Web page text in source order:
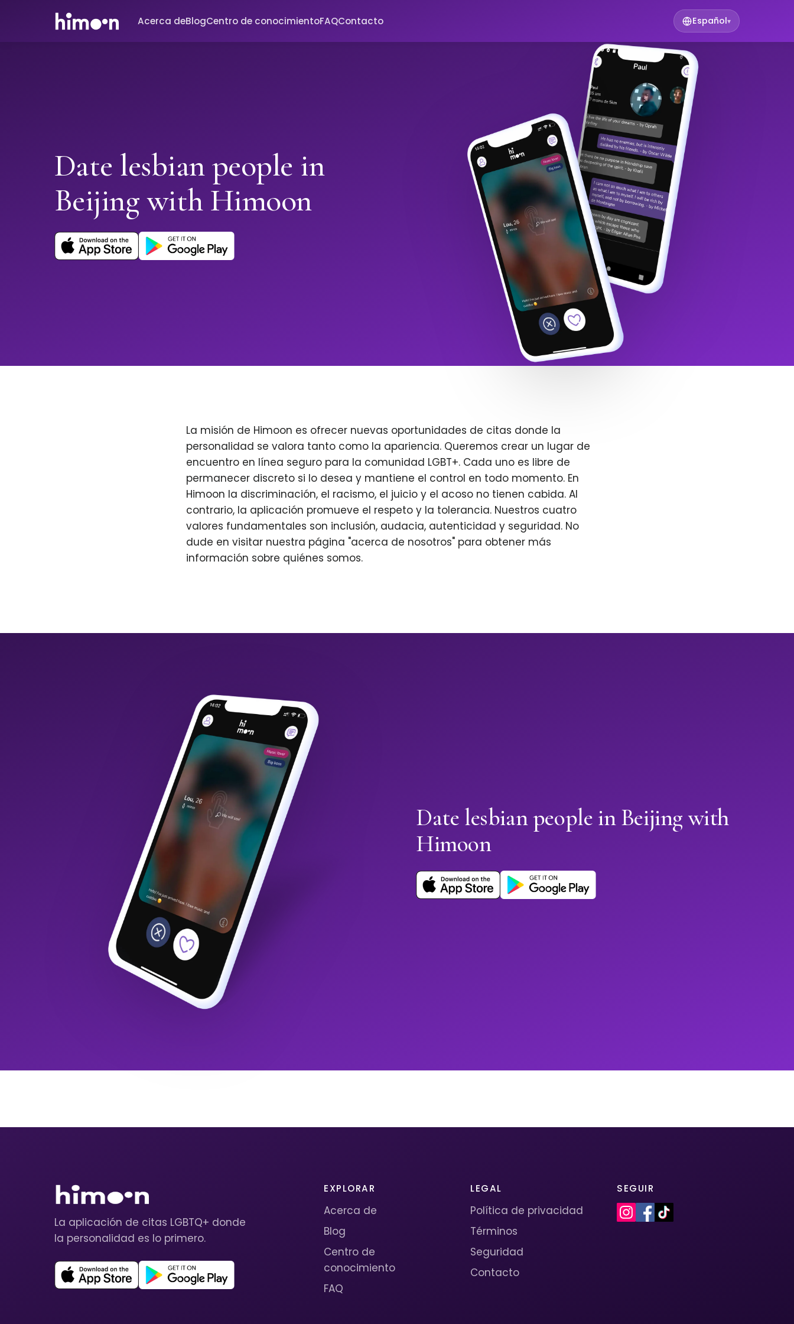
Acerca deBlogCentro de conocimientoFAQContacto Español▾
Date lesbian people in
Beijing with Himoon
La misión de Himoon es ofrecer nuevas oportunidades de citas donde la
personalidad se valora tanto como la apariencia. Queremos crear un lugar de
encuentro en línea seguro para la comunidad LGBT+. Cada uno es libre de
permanecer discreto si lo desea y mantiene el control en todo momento. En
Himoon la discriminación, el racismo, el juicio y el acoso no tienen cabida. Al
contrario, la aplicación promueve el respeto y la tolerancia. Nuestros cuatro
valores fundamentales son inclusión, audacia, autenticidad y seguridad. No
dude en visitar nuestra página "acerca de nosotros" para obtener más
información sobre quiénes somos.
Date lesbian people in Beijing with
Himoon
La aplicación de citas LGBTQ+ donde
la personalidad es lo primero.
EXPLORAR
Acerca de
Blog
Centro de
conocimiento
FAQ
LEGAL
Política de privacidad
Términos
Seguridad
Contacto
SEGUIR